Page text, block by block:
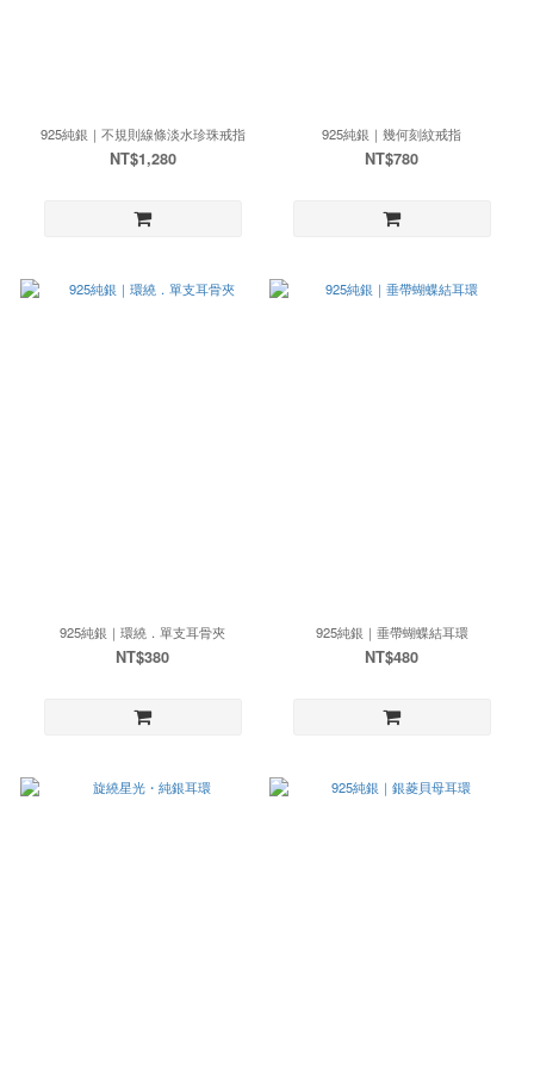
925純銀｜不規則線條淡水珍珠戒指
NT$1,280
925純銀｜幾何刻紋戒指
NT$780
925純銀｜環繞．單支耳骨夾
NT$380
925純銀｜垂帶蝴蝶結耳環
NT$480